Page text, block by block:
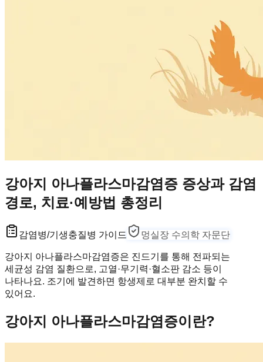
강아지 아나플라스마감염증 증상과 감염
경로, 치료·예방법 총정리
감염병/기생충질병 가이드 멍실장 수의학 자문단
강아지 아나플라스마감염증은 진드기를 통해 전파되는
세균성 감염 질환으로, 고열·무기력·혈소판 감소 등이
나타나요. 조기에 발견하면 항생제로 대부분 완치할 수
있어요.
강아지 아나플라스마감염증이란?